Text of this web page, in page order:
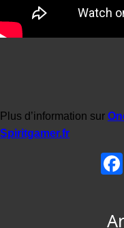
Plus d’information sur
Spiritgamer.fr